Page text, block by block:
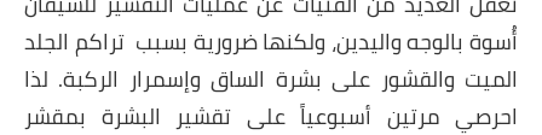
أُسوة بالوجه واليدين، ولكنها ضرورية بسبب تراكم الجلد
الميت والقشور على بشرة الساق وإسمرار الركبة. لذا
احرصي مرتين أسبوعياً على تقشير البشرة بمقشر